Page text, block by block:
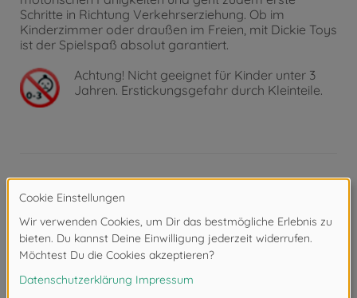
Schritte in Richtung Verkehrserziehung. Ob im
Kinderzimmer oder draußen im Freien, mit Dickie Toys
ist der Spielspaß absolut garantiert.
Achtung! Nicht geeignet für Kinder unter 3
Jahren. Erstickungsgefahr durch Kleinteile.
Produktdetails
• Rasante Offroad-Action - Diesem RC Quad-Bike mit
fest verbauter Figur auf dem Fahrersitz bereiten auch
wildere Strecken keinerlei Schwierigkeiten: Mit bis zu 12
km/h trotzt es nahezu sämtlichen Hindernissen!